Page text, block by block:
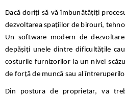
Dacă doriți să vă îmbunătățiți
dezvoltarea spațiilor de birouri,
Un software modern de
depășiți unele dintre dificultățile
costurile furnizorilor la un nivel
de forță de muncă sau al
Din postura de proprietar, va